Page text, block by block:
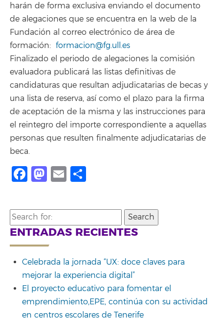
harán de forma exclusiva enviando el documento
de alegaciones que se encuentra en la web de la
Fundación al correo electrónico de área de
formación: formacion@fg.ull.es
Finalizado el periodo de alegaciones la comisión
evaluadora publicará las listas definitivas de
candidaturas que resultan adjudicatarias de becas y
una lista de reserva, así como el plazo para la firma
de aceptación de la misma y las instrucciones para
el reintegro del importe correspondiente a aquellas
personas que resulten finalmente adjudicatarias de
beca.
Facebook
Mastodon
Email
Search
for:
ENTRADAS RECIENTES
Celebrada la jornada “UX: doce claves para
mejorar la experiencia digital”
El proyecto educativo para fomentar el
emprendimiento,EPE, continúa con su actividad
en centros escolares de Tenerife